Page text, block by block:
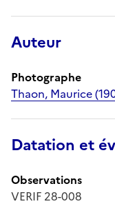
Auteur
Photographe
Thaon, Maurice
Datation et
Observations
VERIF 28-008